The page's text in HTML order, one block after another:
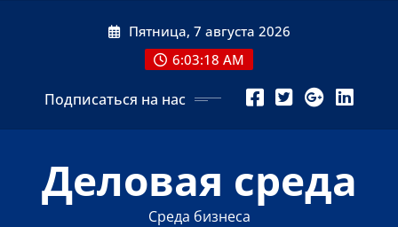
Пятница, 7 августа 2026
6:03:18 AM
Подписаться на нас
Деловая среда
Среда бизнеса